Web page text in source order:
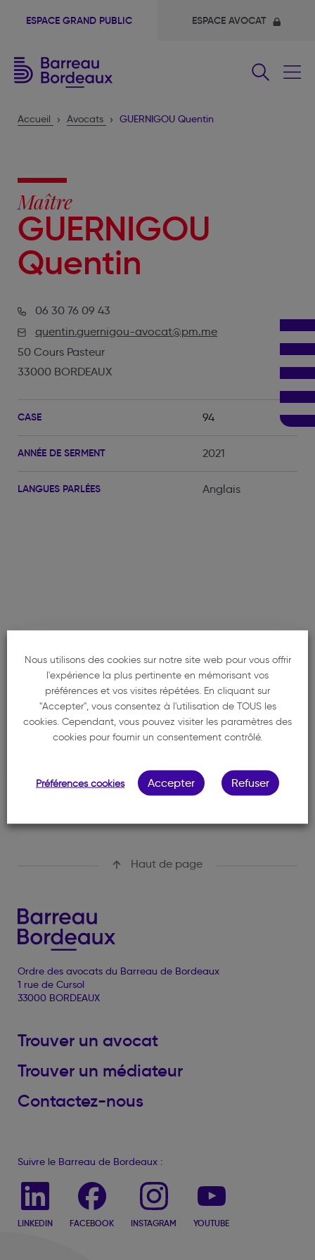
ESPACE GRAND PUBLIC ESPACE AVOCAT
Accueil Avocats GUERNIGOU Quentin
Maître
GUERNIGOU
Quentin
06 30 76 09 43
quentin.guernigou-avocat@pm.me
50 Cours Pasteur
33000 BORDEAUX
CASE 94
ANNÉE DE SERMENT 2021
LANGUES PARLÉES Anglais
Cabinet
GUERNIGOU QUENTIN
06 30 76 09 43
quentin.guernigou-avocat@pm.me
50 Cours Pasteur
Haut de page
Ordre des avocats du Barreau de Bordeaux
1 rue de Cursol
33000 BORDEAUX
Trouver un avocat
Trouver un médiateur
Contactez-nous
Suivre le Barreau de Bordeaux :
LINKEDIN FACEBOOK INSTAGRAM YOUTUBE
Nous utilisons des cookies sur notre site web pour vous offrir
l'expérience la plus pertinente en mémorisant vos
préférences et vos visites répétées. En cliquant sur
"Accepter", vous consentez à l'utilisation de TOUS les
cookies. Cependant, vous pouvez visiter les paramètres des
cookies pour fournir un consentement contrôlé.
Préférences cookies Accepter Refuser